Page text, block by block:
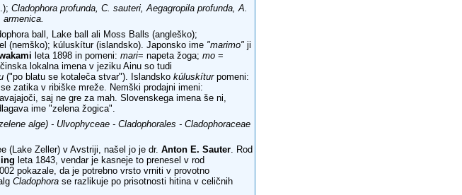
Cladophora profunda, C. sauteri, Aegagropila profunda, A.
ball, Lake ball ali Moss Balls (angleško);
(nemško); kúluskítur (islandsko). Japonsko ime "marimo" ji
leta 1898 in pomeni: mari= napeta žoga; mo =
lokalna imena v jeziku Ainu so tudi
("po blatu se kotaleča stvar"). Islandsko kúluskíturpomeni:
zatika v ribiške mreže. Nemški prodajni imeni:
saj ne gre za mah. Slovenskega imena še ni,
ime "zelena žogica".
alge) - Ulvophyceae - Cladophorales - Cladophoraceae
(Lake Zeller) v Avstriji, našel jo je dr. Anton E. Sauter. Rod
leta 1843, vendar je kasneje to prenesel v rod
pokazale, da je potrebno vrsto vrniti v provotno
Cladophora se razlikuje po prisotnosti hitina v celičnih